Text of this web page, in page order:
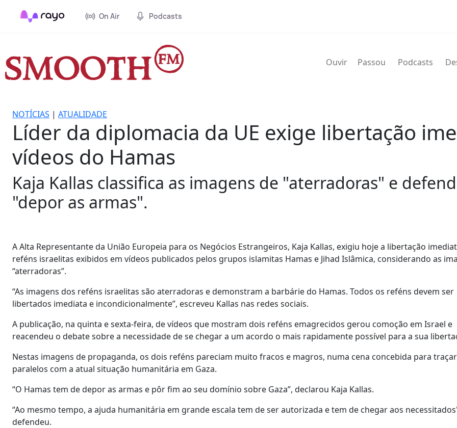
On Air Podcasts
Ouvir Passou Podcasts
NOTÍCIAS | ATUALIDADE
Líder da diplomacia da UE exige libertação
vídeos do Hamas
Kaja Kallas classifica as imagens de "aterradoras" e
"depor as armas".
A Alta Representante da União Europeia para os Negócios Estrangeiros, Kaja Kallas, exigiu hoje a libertação
reféns israelitas exibidos em vídeos publicados pelos grupos islamitas Hamas e Jihad Islâmica, considerando as
“aterradoras”.
“As imagens dos reféns israelitas são aterradoras e demonstram a barbárie do Hamas. Todos os reféns devem ser
libertados imediata e incondicionalmente”, escreveu Kallas nas redes sociais.
A publicação, na quinta e sexta-feira, de vídeos que mostram dois reféns emagrecidos gerou comoção em Israel e
reacendeu o debate sobre a necessidade de se chegar a um acordo o mais rapidamente possível para a sua
Nestas imagens de propaganda, os dois reféns pareciam muito fracos e magros, numa cena concebida para traçar
paralelos com a atual situação humanitária em Gaza.
“O Hamas tem de depor as armas e pôr fim ao seu domínio sobre Gaza”, declarou Kaja Kallas.
“Ao mesmo tempo, a ajuda humanitária em grande escala tem de ser autorizada e tem de chegar aos
defendeu.